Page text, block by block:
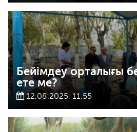
Бейімдеу орталығы
ете ме?
12.08.2025, 11:55